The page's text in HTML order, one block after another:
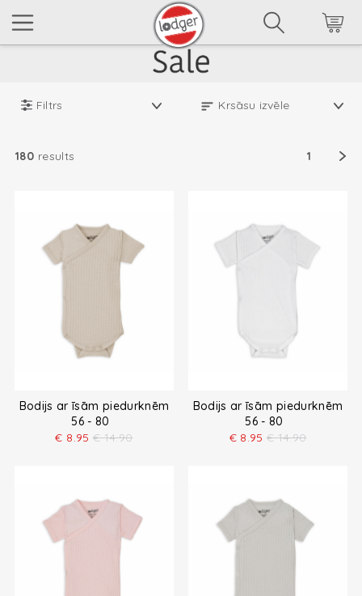
Filtrs
180 results 1
Bodijs ar īsām piedurknēm
56 - 80
€ 8.95 € 14.90
Bodijs ar īsām piedurknēm
56 - 80
€ 8.95 € 14.90